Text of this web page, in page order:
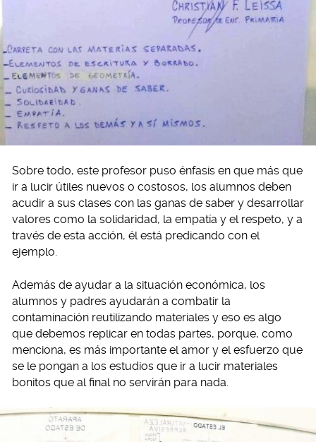
Sobre todo, este profesor puso énfasis en que más que
ir a lucir útiles nuevos o costosos, los alumnos deben
acudir a sus clases con las ganas de saber y desarrollar
valores como la solidaridad, la empatía y el respeto, y a
través de esta acción, él está predicando con el
ejemplo.
Además de ayudar a la situación económica, los
alumnos y padres ayudarán a combatir la
contaminación reutilizando materiales y eso es algo
que debemos replicar en todas partes, porque, como
menciona, es más importante el amor y el esfuerzo que
se le pongan a los estudios que ir a lucir materiales
bonitos que al final no servirán para nada.